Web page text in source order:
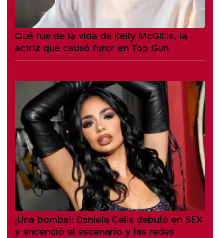
Qué fue de la vida de Kelly McGillis, la
actriz que causó furor en Top Gun
¡Una bomba!: Daniela Celis debutó en SEX
y encendió el escenario y las redes